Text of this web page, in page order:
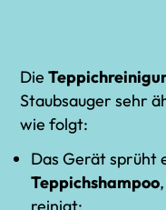
Die
Staubsauger sehr
wie folgt:
Das Gerät sprüht
Teppichshampoo
reinigt;